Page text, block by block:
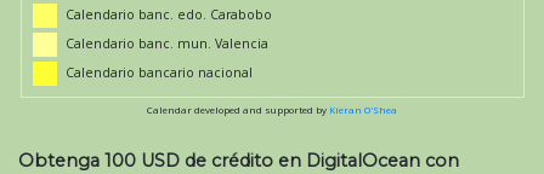
Calendario banc. edo. Carabobo
Calendario banc. mun. Valencia
Calendario bancario nacional
Calendar developed and supported by Kieran O'Shea
Obtenga 100 USD de crédito en DigitalOcean con